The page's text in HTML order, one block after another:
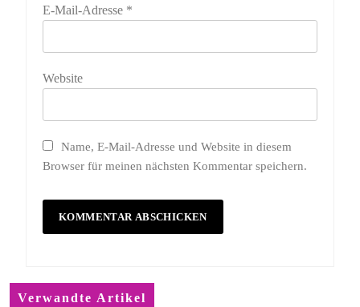
E-Mail-Adresse *
Website
Name, E-Mail-Adresse und Website in diesem
Browser für meinen nächsten Kommentar speichern.
Verwandte Artikel